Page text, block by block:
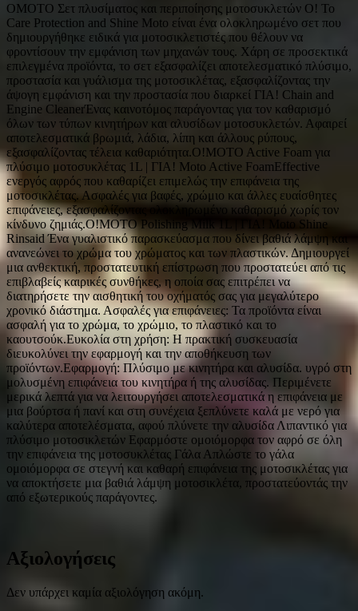
OMOTO Σετ πλυσίματος και περιποίησης μοτοσυκλετών O! Το
Care Protection and Shine Moto είναι ένα ολοκληρωμένο σετ που
δημιουργήθηκε ειδικά για μοτοσικλετιστές που θέλουν να
φροντίσουν την εμφάνιση των μηχανών τους. Χάρη σε προσεκτικά
επιλεγμένα προϊόντα, το σετ εξασφαλίζει αποτελεσματικό πλύσιμο,
προστασία και γυάλισμα της μοτοσικλέτας, εξασφαλίζοντας την
άψογη εμφάνιση και την προστασία που διαρκεί ΓΙΑ! Chain and
Engine CleanerΈνας καινοτόμος παράγοντας για τον καθαρισμό
όλων των τύπων κινητήρων και αλυσίδων μοτοσυκλετών. Αφαιρεί
αποτελεσματικά βρωμιά, λάδια, λίπη και άλλους ρύπους,
εξασφαλίζοντας τέλεια καθαριότητα.O!MOTO Active Foam για
πλύσιμο μοτοσυκλέτας 1L | ΓΙΑ! Moto Active FoamEffective
ενεργός αφρός που καθαρίζει επιμελώς την επιφάνεια της
μοτοσικλέτας. Ασφαλές για βαφές, χρώμιο και άλλες ευαίσθητες
επιφάνειες, εξασφαλίζοντας ολοκληρωμένο καθαρισμό χωρίς τον
κίνδυνο ζημιάς.O!MOTO Polishing Milk 1L | ΓΙΑ! Moto Shine
Rinsaid Ένα γυαλιστικό παρασκεύασμα που δίνει βαθιά λάμψη και
ανανεώνει το χρώμα του χρώματος και των πλαστικών. Δημιουργεί
μια ανθεκτική, προστατευτική επίστρωση που προστατεύει από τις
επιβλαβείς καιρικές συνθήκες, η οποία σας επιτρέπει να
διατηρήσετε την αισθητική του οχήματός σας για μεγαλύτερο
χρονικό διάστημα. Ασφαλές για επιφάνειες: Τα προϊόντα είναι
ασφαλή για το χρώμα, το χρώμιο, το πλαστικό και το
καουτσούκ.Ευκολία στη χρήση: Η πρακτική συσκευασία
διευκολύνει την εφαρμογή και την αποθήκευση των
προϊόντων.Εφαρμογή: Πλύσιμο με κινητήρα και αλυσίδα. υγρό στη
μολυσμένη επιφάνεια του κινητήρα ή της αλυσίδας. Περιμένετε
μερικά λεπτά για να λειτουργήσει αποτελεσματικά η επιφάνεια με
μια βούρτσα ή πανί και στη συνέχεια ξεπλύνετε καλά με νερό για
καλύτερα αποτελέσματα, αφού πλύνετε την αλυσίδα Λιπαντικό για
πλύσιμο μοτοσικλετών Εφαρμόστε ομοιόμορφα τον αφρό σε όλη
την επιφάνεια της μοτοσυκλέτας Γάλα Απλώστε το γάλα
ομοιόμορφα σε στεγνή και καθαρή επιφάνεια της μοτοσικλέτας για
να αποκτήσετε μια βαθιά λάμψη μοτοσικλέτα, προστατεύοντάς την
από εξωτερικούς παράγοντες.
Αξιολογήσεις
Δεν υπάρχει καμία αξιολόγηση ακόμη.